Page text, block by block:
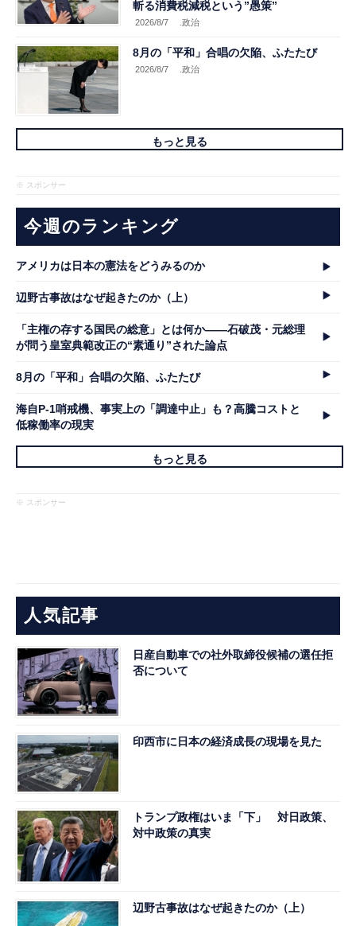
斬る消費税減税という”愚策”
2026/8/7 .政治
8月の「平和」合唱の欠陥、ふたたび
2026/8/7 .政治
もっと見る
※ スポンサー
今週のランキング
アメリカは日本の憲法をどうみるのか
辺野古事故はなぜ起きたのか（上）
「主権の存する国民の総意」とは何か――石破茂・元総理
が問う皇室典範改正の“素通り”された論点
8月の「平和」合唱の欠陥、ふたたび
海自P-1哨戒機、事実上の「調達中止」も？高騰コストと
低稼働率の現実
もっと見る
※ スポンサー
人気記事
日産自動車での社外取締役候補の選任拒
否について
印西市に日本の経済成長の現場を見た
トランプ政権はいま「下」 対日政策、
対中政策の真実
辺野古事故はなぜ起きたのか（上）